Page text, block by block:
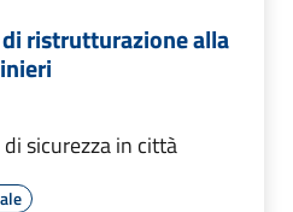
ristrutturazione alla
sicurezza in città